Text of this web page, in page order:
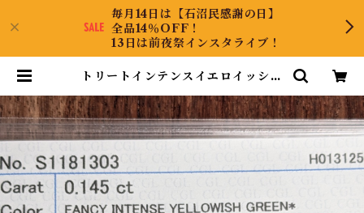
毎月14日は【石沼民感謝の日】
全品14％OFF！
13日は前夜祭インスタライブ！
トリートインテンスイエロイッシュ
PRO207062 | DiamondAntiqu
e